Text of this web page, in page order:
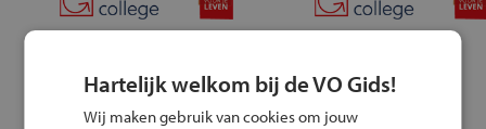
Hartelijk welkom bij de VO Gids!
Wij maken gebruik van cookies om jouw